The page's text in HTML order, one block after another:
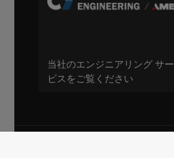
当社のエンジニアリング サー
ビスをご覧ください